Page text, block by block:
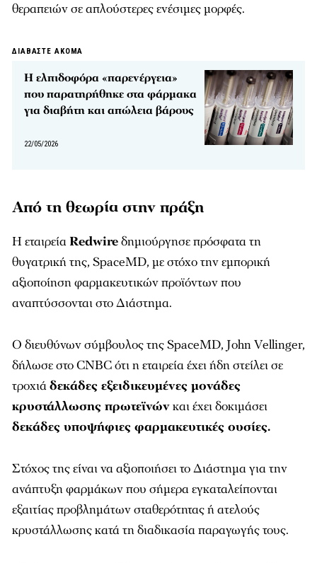
θεραπειών σε απλούστερες ενέσιμες μορφές.
ΔΙΑΒΑΣΤΕ ΑΚΟΜΑ
Η ελπιδοφόρα «παρενέργεια»
που παρατηρήθηκε στα φάρμακα
για διαβήτη και απώλεια βάρους
22/05/2026
Από τη θεωρία στην πράξη
Η εταιρεία Redwireδημιούργησε πρόσφατα τη
θυγατρική της, SpaceMD, με στόχο την εμπορική
αξιοποίηση φαρμακευτικών προϊόντων που
αναπτύσσονται στο Διάστημα.
Ο διευθύνων σύμβουλος της SpaceMD, John Vellinger,
δήλωσε στο CNBC ότι η εταιρεία έχει ήδη στείλει σε
τροχιάδεκάδες εξειδικευμένες μονάδες
κρυστάλλωσης πρωτεϊνώνκαι έχει δοκιμάσει
δεκάδες υποψήφιες φαρμακευτικές ουσίες.
Στόχος της είναι να αξιοποιήσει το Διάστημα για την
ανάπτυξη φαρμάκων που σήμερα εγκαταλείπονται
εξαιτίας προβλημάτων σταθερότητας ή ατελούς
κρυστάλλωσης κατά τη διαδικασία παραγωγής τους.